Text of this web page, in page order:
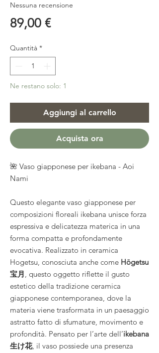
Nessuna recensione
89,00 €Prezzo
Quantità *
Ne restano solo: 1
Aggiungi al carrello
Acquista ora
🌺 Vaso giapponese per ikebana - Aoi
Nami
Questo elegante vaso giapponese per
composizioni floreali ikebana unisce forza
espressiva e delicatezza materica in una
forma compatta e profondamente
evocativa. Realizzato in ceramica
Hogetsu, conosciuta anche come Hōgetsu
宝月, questo oggetto riflette il gusto
estetico della tradizione ceramica
giapponese contemporanea, dove la
materia viene trasformata in un paesaggio
astratto fatto di sfumature, movimento e
profondità. Pensato per l’arte dell’ikebana
生け花, il vaso possiede una presenza